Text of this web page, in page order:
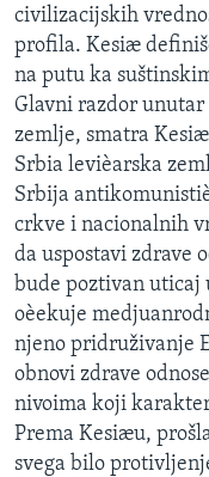
civilizacijskih
profila. Kesiæ
na putu ka
Glavni razdor
zemlje, smatra
Srbia levièarska
Srbija
crkve i nacionalnih
da uspostavi zdrave
bude poztivan uticaj
oèekuje
njeno pridruživanje
obnovi zdrave
nivoima koji
Prema Kesiæu,
svega bilo